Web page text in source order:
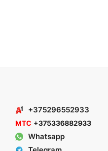
+375296552933
МТС +375336882933
Whatsapp